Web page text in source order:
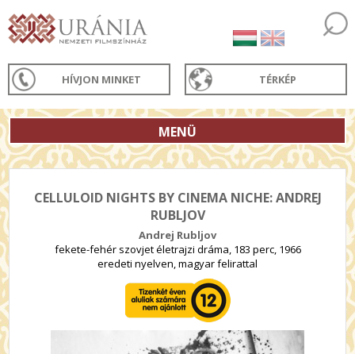
HÍVJON MINKET TÉRKÉP
MENÜ
CELLULOID NIGHTS BY CINEMA NICHE: ANDREJ
RUBLJOV
Andrej Rubljov
fekete-fehér szovjet életrajzi dráma, 183 perc, 1966
eredeti nyelven, magyar felirattal